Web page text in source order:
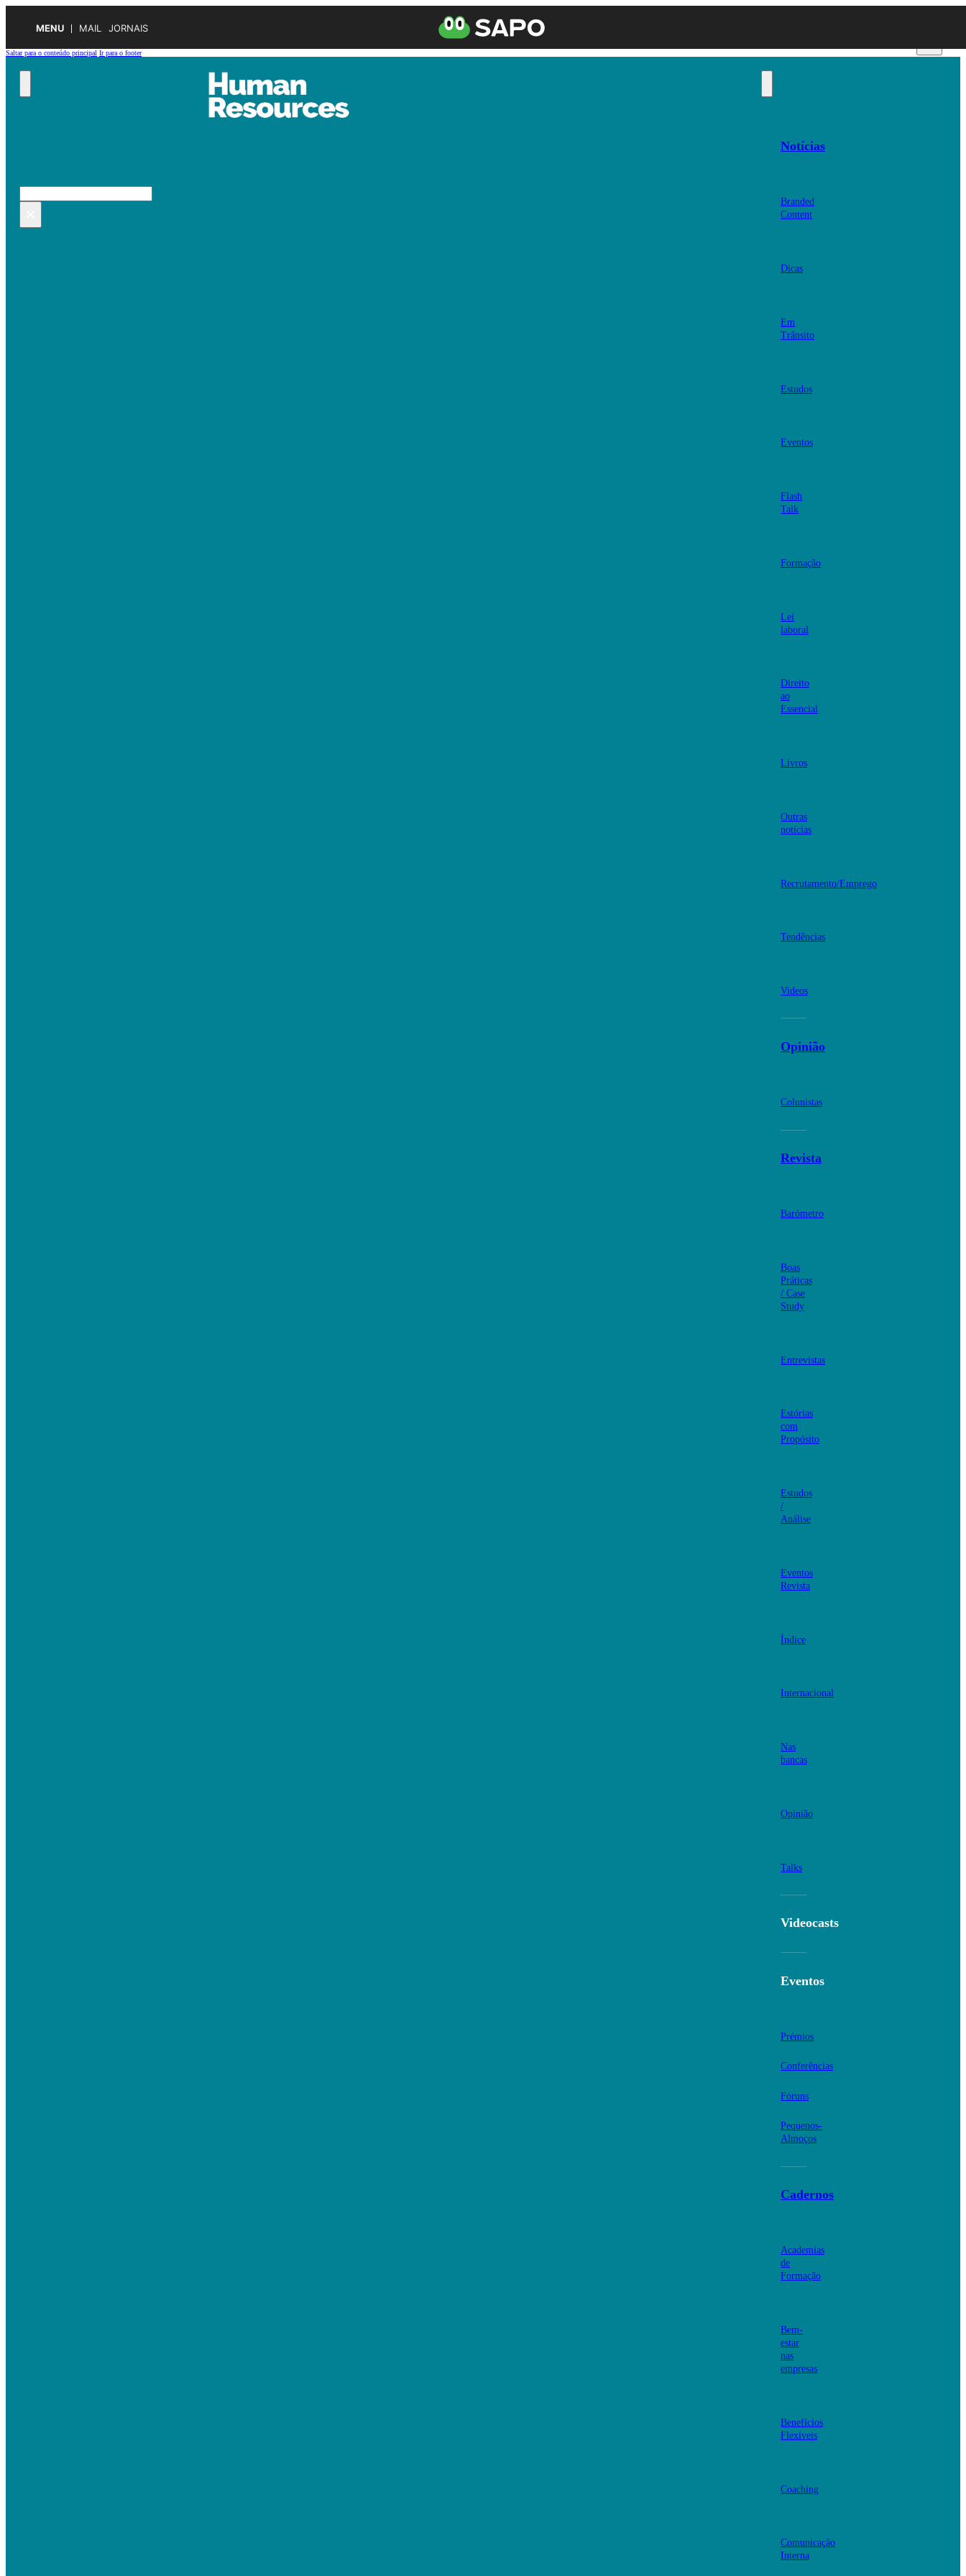
MENU MAIL JORNAIS
Saltar para o conteúdo principal Ir para o footer
Pesquisar
Notícias
Branded
Content
Dicas
Em
Trânsito
Estudos
Eventos
Flash
Talk
Formação
Lei
laboral
Direito
ao
Essencial
Livros
Outras
notícias
Recrutamento/Emprego
Tendências
Videos
Opinião
Colunistas
Revista
Barómetro
Boas
Práticas
/ Case
Study
Entrevistas
Estórias
com
Propósito
Estudos
/
Análise
Eventos
Revista
Índice
Internacional
Nas
bancas
Opinião
Talks
Videocasts
Eventos
Prémios
Conferências
Fóruns
Pequenos-
Almoços
Cadernos
Academias
de
Formação
Bem-
estar
nas
empresas
Benefícios
Flexíveis
Coaching
Comunicação
Interna